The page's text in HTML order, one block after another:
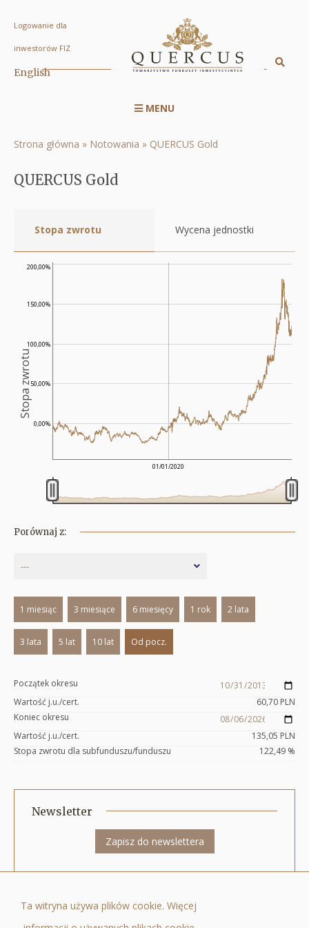
QUERCUS
Gold
S.A.
Logowanie dla
inwestorów FIZ
English
serwisu
MENU
Ścieżka
nawigacyjna
Strona główna Notowania QUERCUS Gold
QUERCUS Gold
Stopa zwrotu Wycena jednostki
Stopa zwrotu
0,00%
50,00%
100,00%
150,00%
200,00%
01/01/2020
Porównaj z:
---
1 miesiąc 3 miesiące 6 miesięcy 1 rok 2 lata
3 lata 5 lat 10 lat Od pocz.
Początek okresu
Wartość j.u./cert.
60,70 PLN
Koniec okresu
Wartość j.u./cert.
135,05 PLN
Stopa zwrotu dla subfunduszu/funduszu
122,49 %
Newsletter
Zapisz do newslettera
Świat 6/12, 00-400 Warszawa, tel.: +48 22 205 3000, fax: +48 22 205 3001, e-
Ta witryna używa plików cookie. Więcej